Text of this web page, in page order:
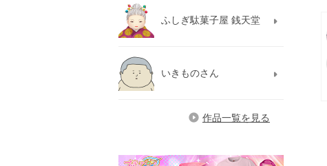
ふしぎ駄菓子屋 銭天堂
いきものさん
作品一覧を見る